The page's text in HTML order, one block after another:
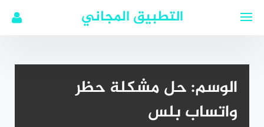
التطبيق المجاني
الوسم:حل مشكلة حظر
واتساب بلس